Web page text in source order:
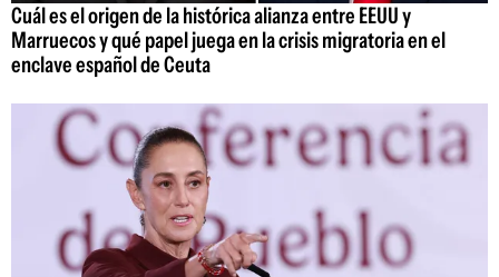
Cuál es el origen de la histórica alianza entre EEUU y
Marruecos y qué papel juega en la crisis migratoria en el
enclave español de Ceuta